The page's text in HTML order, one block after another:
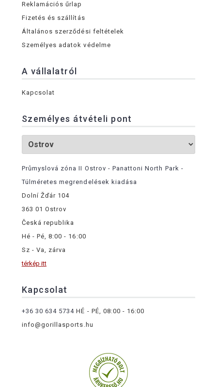
Reklamációs űrlap
Fizetés és szállítás
Általános szerződési feltételek
Személyes adatok védelme
A vállalatról
Kapcsolat
Személyes átvételi pont
Průmyslová zóna II Ostrov - Panattoni North Park -
Túlméretes megrendelések kiadása
Dolní Žďár 104
363 01 Ostrov
Česká republika
Hé - Pé, 8:00 - 16:00
Sz - Va, zárva
térkép itt
Kapcsolat
+36 30 634 5734 HÉ - PÉ, 08:00 - 16:00
info@gorillasports.hu